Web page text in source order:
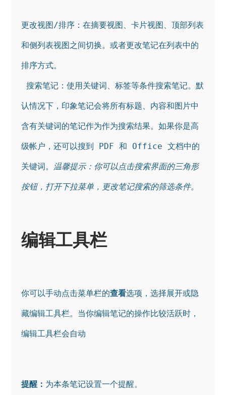
更改视图/排序：在摘要视图、卡片视图、顶部列表
和侧列表视图之间切换。或者更改笔记在列表中的
排序方式。
搜索笔记：使用关键词、标签等条件搜索笔记。默
认情况下，印象笔记会将所有标题、内容和图片中
含有关键词的笔记作为作为搜索结果。如果你是高
级帐户，还可以搜到 PDF 和 Office 文档中的
关键词。 温馨提示：你可以点击搜索界面的三角形
按钮，打开下拉菜单，更改笔记搜索的筛选条件。
编辑工具栏
你可以手动点击菜单栏的查看选项，选择展开或隐
藏编辑工具栏。当你编辑笔记的操作比较活跃时，
编辑工具栏会自动
提醒：